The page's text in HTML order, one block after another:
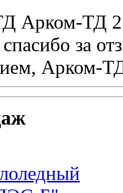
Арком-ТД
за
Арком-